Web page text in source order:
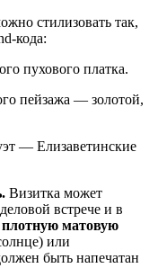
стилизовать так,
кода:
пухового платка.
пейзажа — золотой,
— Елизаветинские
Визитка может
встрече и в
плотную матовую
или
быть напечатан